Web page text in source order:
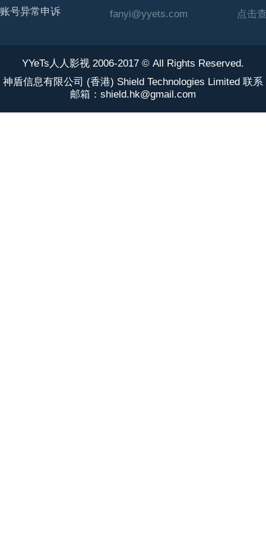
账号异常申诉
fanyi@yyets.com
点击
YYeTs人人影视 2006-2017 © All Rights Reserved.
神盾信息有限公司 (香港) Shield Technologies Limited 联系
邮箱：shield.hk@gmail.com